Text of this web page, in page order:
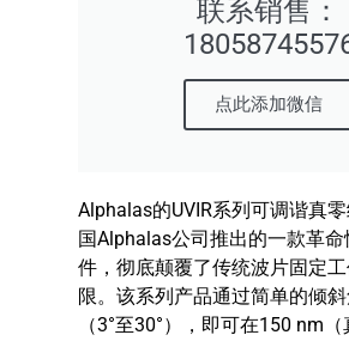
联系销售：
点此添加微信
Alphalas的UVIR系列可调谐真
国Alphalas公司推出的一款革
件，彻底颠覆了传统波片固定
限。该系列产品通过简单的倾
（3°至30°），即可在150 nm